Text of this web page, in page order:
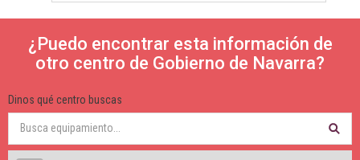
¿Puedo encontrar esta información de
otro centro de Gobierno de Navarra?
Dinos qué centro buscas